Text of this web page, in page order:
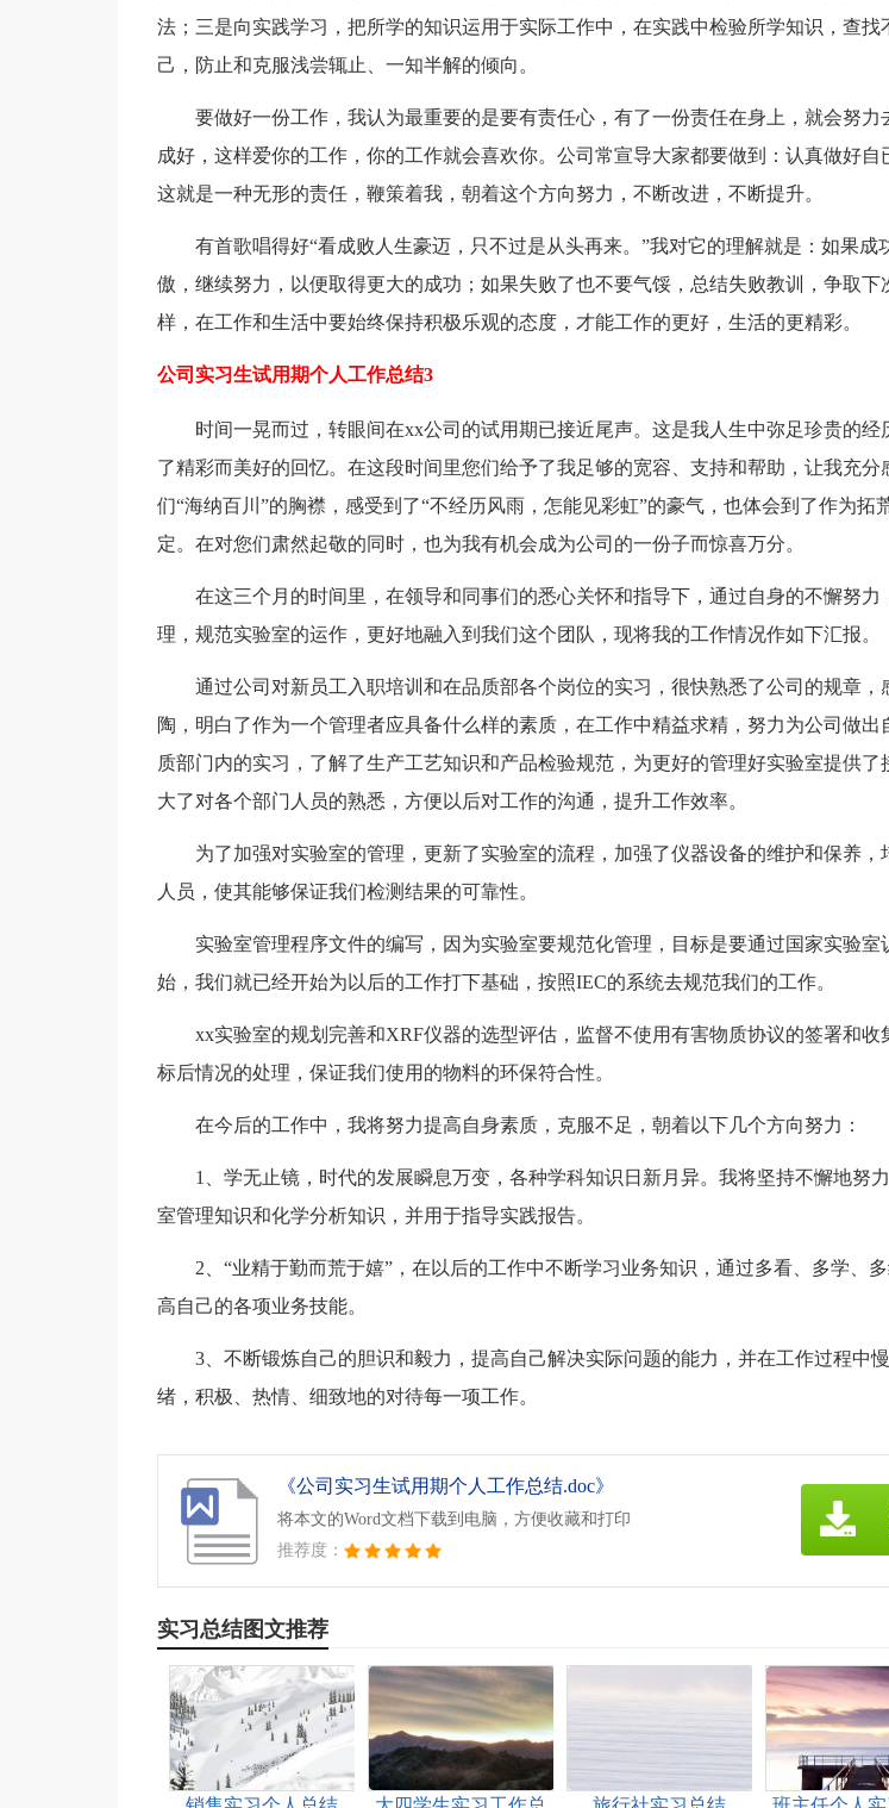
法；三是向实践学习，把所学的知识运用于实际工作中，在实践中检验所学知识，查找
己，防止和克服浅尝辄止、一知半解的倾向。
要做好一份工作，我认为最重要的是要有责任心，有了一份责任在身上，就会努力
成好，这样爱你的工作，你的工作就会喜欢你。公司常宣导大家都要做到：认真做好自
这就是一种无形的责任，鞭策着我，朝着这个方向努力，不断改进，不断提升。
有首歌唱得好“看成败人生豪迈，只不过是从头再来。”我对它的理解就是：如果成
傲，继续努力，以便取得更大的成功；如果失败了也不要气馁，总结失败教训，争取下
样，在工作和生活中要始终保持积极乐观的态度，才能工作的更好，生活的更精彩。
公司实习生试用期个人工作总结3
时间一晃而过，转眼间在xx公司的试用期已接近尾声。这是我人生中弥足珍贵的经
了精彩而美好的回忆。在这段时间里您们给予了我足够的宽容、支持和帮助，让我充分
们“海纳百川”的胸襟，感受到了“不经历风雨，怎能见彩虹”的豪气，也体会到了作为拓
定。在对您们肃然起敬的同时，也为我有机会成为公司的一份子而惊喜万分。
在这三个月的时间里，在领导和同事们的悉心关怀和指导下，通过自身的不懈努力
理，规范实验室的运作，更好地融入到我们这个团队，现将我的工作情况作如下汇报。
通过公司对新员工入职培训和在品质部各个岗位的实习，很快熟悉了公司的规章，
陶，明白了作为一个管理者应具备什么样的素质，在工作中精益求精，努力为公司做出
质部门内的实习，了解了生产工艺知识和产品检验规范，为更好的管理好实验室提供了
大了对各个部门人员的熟悉，方便以后对工作的沟通，提升工作效率。
为了加强对实验室的管理，更新了实验室的流程，加强了仪器设备的维护和保养，
人员，使其能够保证我们检测结果的可靠性。
实验室管理程序文件的编写，因为实验室要规范化管理，目标是要通过国家实验室
始，我们就已经开始为以后的工作打下基础，按照IEC的系统去规范我们的工作。
xx实验室的规划完善和XRF仪器的选型评估，监督不使用有害物质协议的签署和收
标后情况的处理，保证我们使用的物料的环保符合性。
在今后的工作中，我将努力提高自身素质，克服不足，朝着以下几个方向努力：
1、学无止镜，时代的发展瞬息万变，各种学科知识日新月异。我将坚持不懈地努
室管理知识和化学分析知识，并用于指导实践报告。
2、“业精于勤而荒于嬉”，在以后的工作中不断学习业务知识，通过多看、多学、
高自己的各项业务技能。
3、不断锻炼自己的胆识和毅力，提高自己解决实际问题的能力，并在工作过程中
绪，积极、热情、细致地的对待每一项工作。
《公司实习生试用期个人工作总结.doc》
将本文的Word文档下载到电脑，方便收藏和打印
推荐度：
实习总结图文推荐